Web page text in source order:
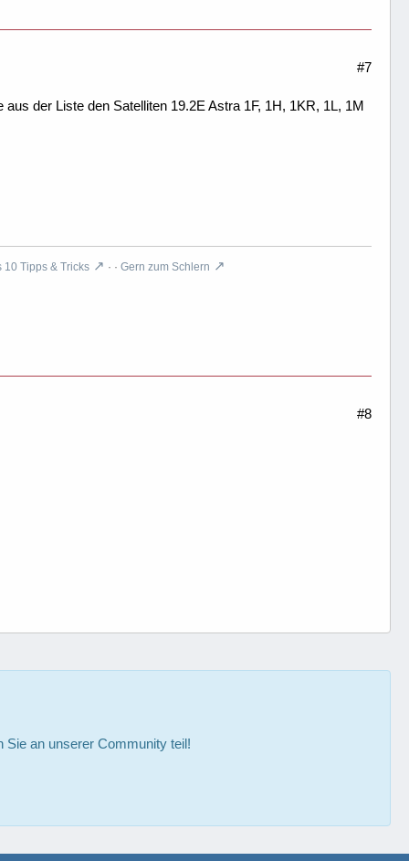
#7
aus der Liste den Satelliten 19.2E Astra 1F, 1H, 1KR, 1L, 1M
10 Tipps & Tricks · · Gern zum Schlern
#8
Sie an unserer Community teil!